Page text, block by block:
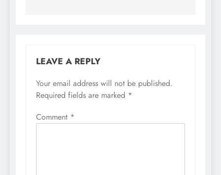
LEAVE A REPLY
Your email address will not be published.
Required fields are marked *
Comment *